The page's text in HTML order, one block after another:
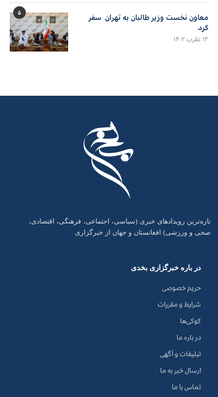
۵
معاون نخست وزیر طالبان به تهران سفر
کرد
۱۴ عقرب ۱۴۰۲
تازه‌ترین رویدادهای خبری (سیاسی، اجتماعی، فرهنگی، اقتصادی،
صحی و ورزشی) افغانستان و جهان از خبرگزاری
در باره خبرگزاری بخدی
حریم خصوصی
شرایط و مقررات
کوکی‌ها
در باره ما
تبلیغات و آگهی
ارسال خبر به ما
تماس با ما